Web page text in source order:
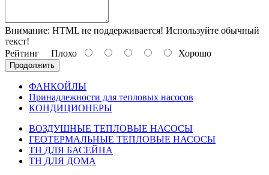
Внимание: HTML не поддерживается! Используйте обычный
текст!
Рейтинг Плохо Хорошо
Продолжить
ФАНКОЙЛЫ
Принадлежности для тепловых насосов
КОНДИЦИОНЕРЫ
ВОЗДУШНЫЕ ТЕПЛОВЫЕ НАСОСЫ
ГЕОТЕРМАЛЬНЫЕ ТЕПЛОВЫЕ НАСОСЫ
ТН ДЛЯ БАСЕЙНА
ТН ДЛЯ ДОМА